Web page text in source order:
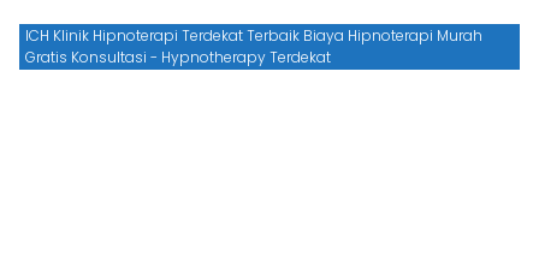
ICH Klinik Hipnoterapi Terdekat Terbaik Biaya Hipnoterapi Murah
Gratis Konsultasi - Hypnotherapy Terdekat